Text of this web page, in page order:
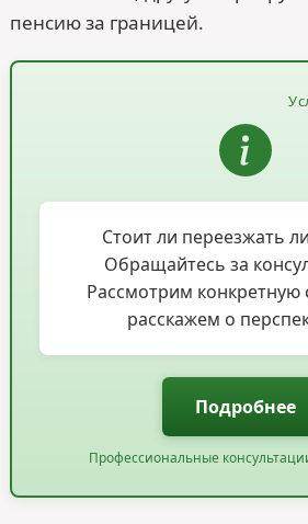
пенсию за границей.
Стоит ли переезжать
Обращайтесь за
Рассмотрим конкретную
расскажем о
Подробнее
Профессиональные